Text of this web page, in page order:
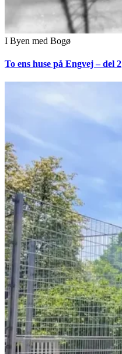
I Byen med Bogø
To ens huse på Engvej – del 2